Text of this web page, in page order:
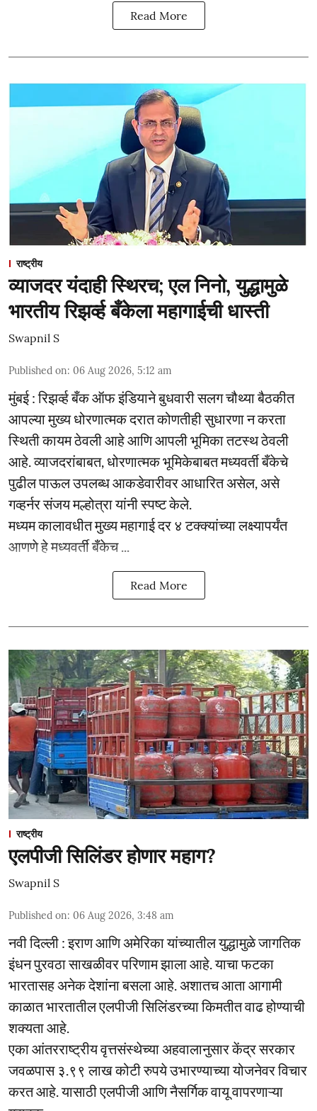
Read More
राष्ट्रीय
व्याजदर यंदाही स्थिरच; एल निनो, युद्धामुळे
भारतीय रिझर्व्ह बँकेला महागाईची धास्ती
Swapnil S
Published on: 06 Aug 2026, 5:12 am
मुंबई : रिझर्व्ह बँक ऑफ इंडियाने बुधवारी सलग चौथ्या बैठकीत
आपल्या मुख्य धोरणात्मक दरात कोणतीही सुधारणा न करता
स्थिती कायम ठेवली आहे आणि आपली भूमिका तटस्थ ठेवली
आहे. व्याजदरांबाबत, धोरणात्मक भूमिकेबाबत मध्यवर्ती बँकेचे
पुढील पाऊल उपलब्ध आकडेवारीवर आधारित असेल, असे
गव्हर्नर संजय मल्होत्रा यांनी स्पष्ट केले.
मध्यम कालावधीत मुख्य महागाई दर ४ टक्क्यांच्या लक्ष्यापर्यंत
आणणे हे मध्यवर्ती बँकेच ...
Read More
राष्ट्रीय
एलपीजी सिलिंडर होणार महाग?
Swapnil S
Published on: 06 Aug 2026, 3:48 am
नवी दिल्ली : इराण आणि अमेरिका यांच्यातील युद्धामुळे जागतिक
इंधन पुरवठा साखळीवर परिणाम झाला आहे. याचा फटका
भारतासह अनेक देशांना बसला आहे. अशातच आता आगामी
काळात भारतातील एलपीजी सिलिंडरच्या किमतीत वाढ होण्याची
शक्यता आहे.
एका आंतरराष्ट्रीय वृत्तसंस्थेच्या अहवालानुसार केंद्र सरकार
जवळपास ३.९९ लाख कोटी रुपये उभारण्याच्या योजनेवर विचार
करत आहे. यासाठी एलपीजी आणि नैसर्गिक वायू वापरणाऱ्या